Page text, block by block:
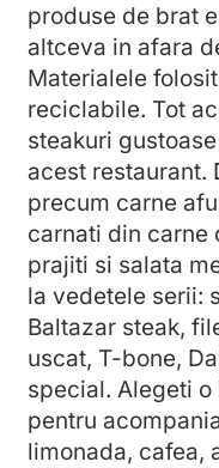
produse de brat
altceva in afara
Materialele
reciclabile. Tot
steakuri
acest restaurant.
precum carne
carnati din carne
prajiti si salata
la vedetele serii:
Baltazar steak,
uscat, T-bone,
special. Alegeti
pentru
limonada, cafea,